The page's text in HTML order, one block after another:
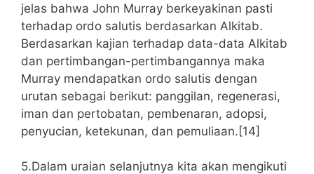
jelas bahwa John Murray berkeyakinan pasti
terhadap ordo salutis berdasarkan Alkitab.
Berdasarkan kajian terhadap data-data Alkitab
dan pertimbangan-pertimbangannya maka
Murray mendapatkan ordo salutis dengan
urutan sebagai berikut: panggilan, regenerasi,
iman dan pertobatan, pembenaran, adopsi,
penyucian, ketekunan, dan pemuliaan.[14]
5.Dalam uraian selanjutnya kita akan mengikuti